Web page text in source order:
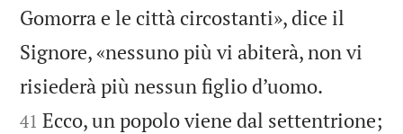
Gomorra e le città circostanti», dice il
Signore, «nessuno più vi abiterà, non vi
risiederà più nessun figlio d’uomo.
41 Ecco, un popolo viene dal settentrione;